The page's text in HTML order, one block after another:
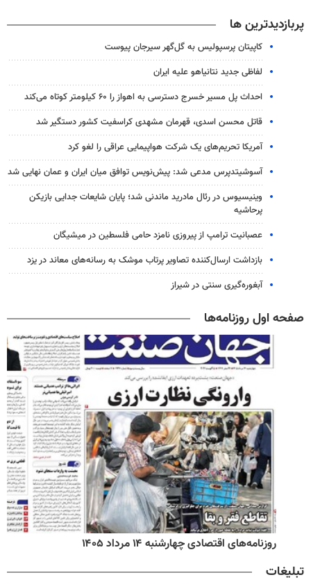
پربازدیدترین ها
کاپیتان پرسپولیس به گل‌گهر سیرجان پیوست
لفاظی جدید نتانیاهو علیه ایران
احداث پل مسیر خسرج دسترسی به اهواز را ۶۰ کیلومتر کوتاه می‌کند
قاتل محسن اسدی، قهرمان مشهدی کراسفیت کشور دستگیر شد
آمریکا تحریم‌های یک شرکت هواپیمایی عراقی را لغو کرد
آسوشیتدپرس مدعی شد: پیش‌نویس توافق میان ایران و عمان نهایی شد
وینیسیوس در رئال مادرید ماندنی شد؛ پایان شایعات جدایی بازیکن
پرحاشیه
عصبانیت ترامپ از پیروزی نامزد حامی فلسطین در میشیگان
بازداشت ارسال‌کننده تصاویر پرتاب موشک به رسانه‌های معاند در یزد
آبغوره‌گیری سنتی در شیراز
صفحه اول روزنامه‌ها
روزنامه‌های اقتصادی چهارشنبه ۱۴ مرداد ۱۴۰۵
تبلیغات